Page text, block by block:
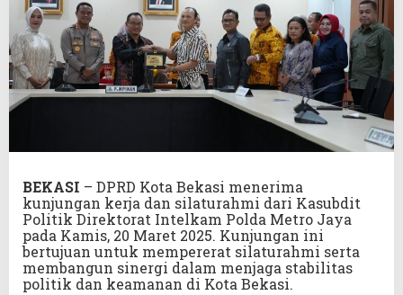
BEKASI – DPRD Kota Bekasi menerima
kunjungan kerja dan silaturahmi dari Kasubdit
Politik Direktorat Intelkam Polda Metro Jaya
pada Kamis, 20 Maret 2025. Kunjungan ini
bertujuan untuk mempererat silaturahmi serta
membangun sinergi dalam menjaga stabilitas
politik dan keamanan di Kota Bekasi.